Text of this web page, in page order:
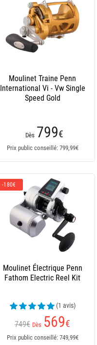
Moulinet Traine Penn
International Vi - Vw Single
Speed Gold
Dès 799€
Prix public conseillé: 799,99€
-180€
Moulinet Électrique Penn
Fathom Electric Reel Kit
(1 avis)
749€ Dès 569€
Prix public conseillé: 749,99€